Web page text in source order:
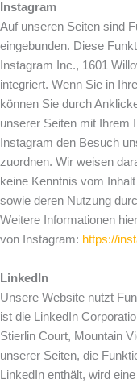
Instagram
Auf unseren Seiten sind
eingebunden. Diese
Instagram Inc., 1601
integriert. Wenn Sie in
können Sie durch
unserer Seiten mit Ihrem
Instagram den Besuch
zuordnen. Wir weisen
keine Kenntnis vom
sowie deren Nutzung
Weitere Informationen
von Instagram: https://
LinkedIn
Unsere Website nutzt
ist die LinkedIn
Stierlin Court, Mountain
unserer Seiten, die
LinkedIn enthält, wird